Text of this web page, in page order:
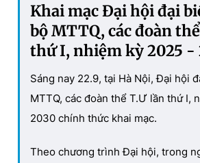
Khai mạc Đại hội đại
bộ MTTQ, các đoàn
thứ I, nhiệm kỳ 2025 -
Sáng nay 22.9, tại Hà Nội, Đại hội
MTTQ, các đoàn thể T.Ư lần thứ I,
2030 chính thức khai mạc.
Theo chương trình Đại hội, trong